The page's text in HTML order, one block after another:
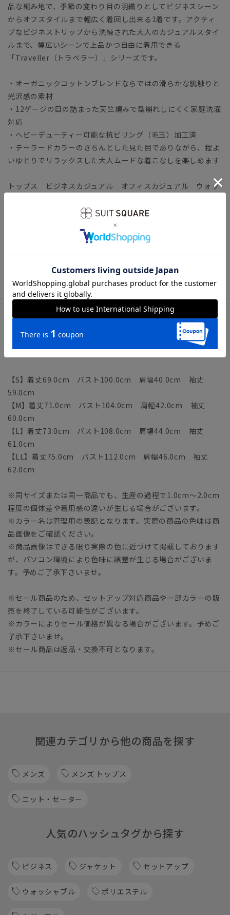
品な編み地で、季節の変わり目の羽織りとしてビジネスシーン
からオフスタイルまで幅広く着回し出来る1着です。アクティ
ブなビジネストリップから洗練された大人のカジュアルスタイ
ルまで、幅広いシーンで上品かつ自由に着用できる
「Traveller（トラベラー）」シリーズです。
・オーガニックコットンブレンドならではの滑らかな肌触りと
光沢感の素材
・12ゲージの目の詰まった天竺編みで型崩れしにくく家庭洗濯
対応
・ヘビーデューティー可能な抗ピリング（毛玉）加工済
・テーラードカラーのきちんとした見た目でありながら、程よ
いゆとりでリラックスした大人ムードな着こなしを楽しめます
トップス ビジネスカジュアル オフィスカジュアル ウォッ
【洗濯表示】洗濯機可（ネット使用・弱水流）
サイズ詳細
モデル：183cm B96cm W71cm H92cm
【S】着丈69.0cm バスト100.0cm 肩幅40.0cm 袖丈
59.0cm
【M】着丈71.0cm バスト104.0cm 肩幅42.0cm 袖丈
60.0cm
【L】着丈73.0cm バスト108.0cm 肩幅44.0cm 袖丈
61.0cm
【LL】着丈75.0cm バスト112.0cm 肩幅46.0cm 袖丈
62.0cm
※同サイズまたは同一商品でも、生産の過程で1.0cm～2.0cm
程度の個体差や着用感の違いが生じる場合がございます。
※カラー名は管理用の表記となります。実際の商品の色味は商
品画像をご確認ください。
※商品画像はできる限り実際の色に近づけて掲載しております
が、パソコン環境により色味に誤差が生じる場合がございま
す。予めご了承下さいませ。
※セール商品のため、セットアップ対応商品や一部カラーの販
売を終了している可能性がございます。
※カラーによりセール価格が異なる場合がございます。予めご
了承下さいませ。
※セール商品は返品・交換不可となります。
関連カテゴリから他の商品を探す
メンズ メンズ トップス
ニット・セーター
人気のハッシュタグから探す
ビジネス ジャケット セットアップ
ウォッシャブル ポリエステル